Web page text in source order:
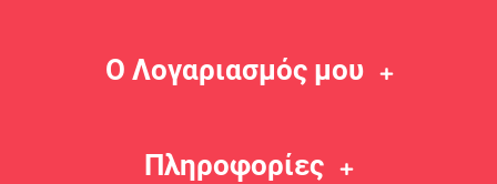
Ο Λογαριασμός μου
Πληροφορίες